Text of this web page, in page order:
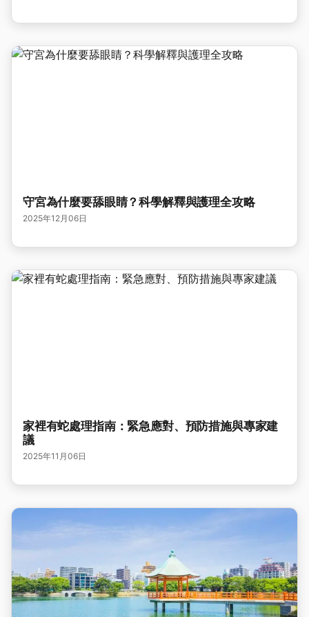
守宮為什麼要舔眼睛？科學解釋與護理全攻略
2025年12月06日
家裡有蛇處理指南：緊急應對、預防措施與專家建
議
2025年11月06日